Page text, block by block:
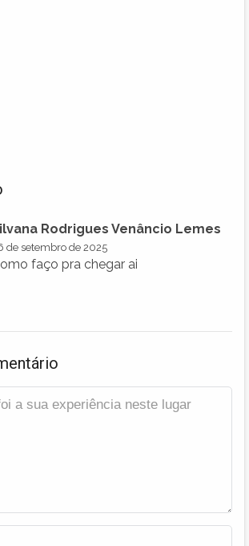
Rodrigues Venâncio Lemes
de setembro de 2025
faço pra chegar ai